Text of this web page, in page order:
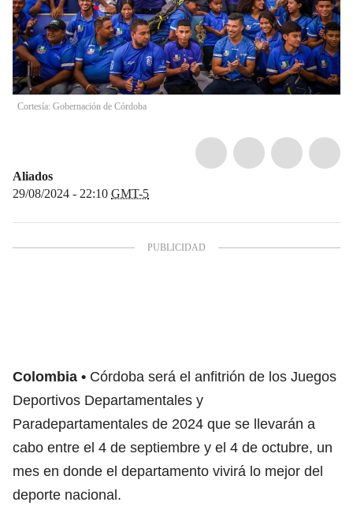
Cortesía: Gobernación de Córdoba
Aliados
29/08/2024 - 22:10 GMT-5
Colombia
Córdoba será el anfitrión de los Juegos
Deportivos Departamentales y
Paradepartamentales de 2024 que se llevarán a
cabo entre el 4 de septiembre y el 4 de octubre, un
mes en donde el departamento vivirá lo mejor del
deporte nacional.